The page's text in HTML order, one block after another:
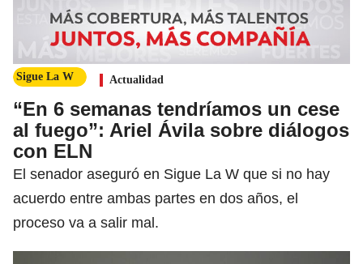
Sigue La W Actualidad
“En 6 semanas tendríamos un cese
al fuego”: Ariel Ávila sobre diálogos
con ELN
El senador aseguró en Sigue La W que si no hay
acuerdo entre ambas partes en dos años, el
proceso va a salir mal.